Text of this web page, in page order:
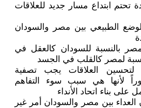
تحتم ابتداع مسار جديد للعلاقات
الطبيعي بين مصر والسودان
بالنسبة للسودان كالعقل في
لمصر كالقلب في الجسد
العلاقات يجب تصفية
لأنها هي سبب سوء التفاهم
على بناء اتحاد الأنداء
بين مصر والسودان أمر غير